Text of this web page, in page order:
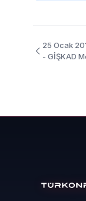
25 Ocak
- GİŞKAD